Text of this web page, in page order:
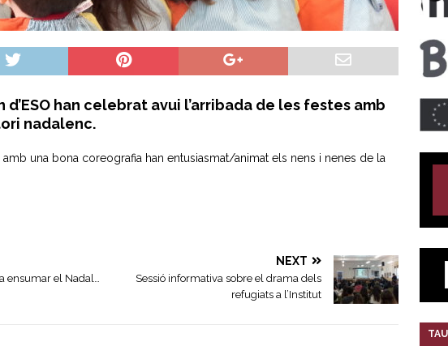
d’ESO han celebrat avui l’arribada de les festes amb
nadalenc.
una bona coreografia han entusiasmat/animat els nens i nenes de la
ensumar el Nadal…
NEXT
Sessió informativa sobre el drama dels
refugiats a l’Institut